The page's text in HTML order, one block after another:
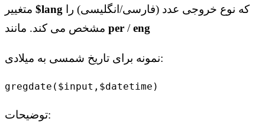
$lang که نوع خروجی عدد (فارسی/انگلیسی) را
per /eng
نمونه برای تاریخ شمسی به میلادی:
gregdate($input,$datetime)
توضیحات: